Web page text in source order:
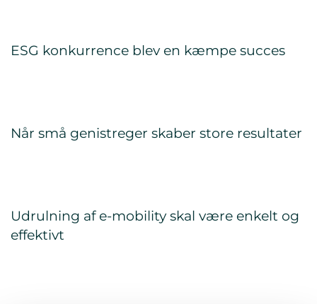
ESG konkurrence blev en kæmpe succes
Når små genistreger skaber store resultater
Udrulning af e-mobility skal være enkelt og
effektivt